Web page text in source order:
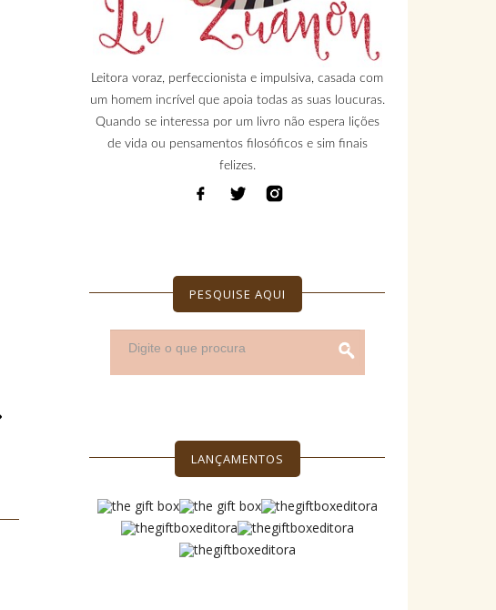
Leitora voraz, perfeccionista e impulsiva, casada com
um homem incrível que apoia todas as suas loucuras.
Quando se interessa por um livro não espera lições
de vida ou pensamentos filosóficos e sim finais
felizes.
PESQUISE AQUI
LANÇAMENTOS